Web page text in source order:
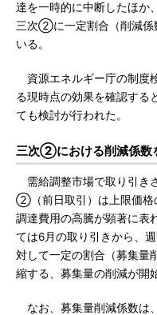
達を一時的に中断したほか
三次②に一定割合（削減係
いる。
資源エネルギー庁の制度
る現時点の効果を確認する
ても検討が行われた。
三次②における削減係数
需給調整市場で取り引き
②（前日取引）は上限価格
調達費用の高騰が顕著に
ては6月の取り引きから、
対して⼀定の割合（募集量
縮する、募集量の削減が開
なお、募集量削減係数は